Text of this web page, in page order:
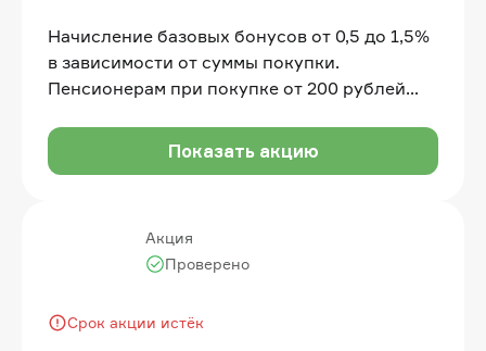
Начисление базовых бонусов от 0,5 до 1,5%
в зависимости от суммы покупки.
Пенсионерам при покупке от 200 рублей
бонусами можно оплатить до 50% от суммы
покупки
Показать акцию
Акция
Срок акции истёк
Проверено